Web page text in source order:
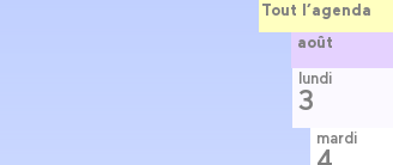
Tout l’agenda
août
lundi
3
mardi